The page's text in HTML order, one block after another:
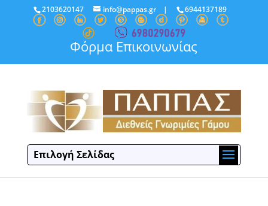
2103620147 info@pappas.gr| 6944137189
Φόρμα Επικοινωνίας
Επιλογή Σελίδας